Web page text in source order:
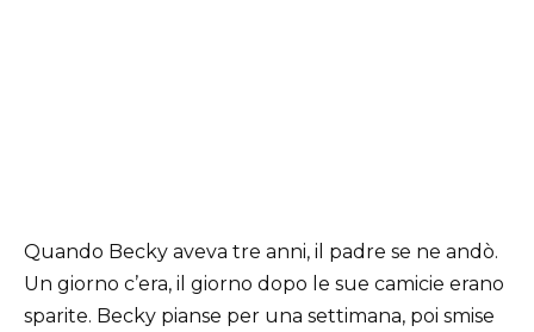
Quando Becky aveva tre anni, il padre se ne andò.
Un giorno c’era, il giorno dopo le sue camicie erano
sparite. Becky pianse per una settimana, poi smise